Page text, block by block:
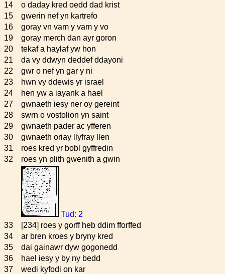
14
o daday kred oedd dad krist
15
gwerin nef yn kartrefo
16
goray vn vam y vam y vo
19
goray merch dan ayr goron
20
tekaf a haylaf yw hon
21
da vy ddwyn deddef ddayoni
22
gwr o nef yn gar y ni
23
hwn vy ddewis yr israel
24
hen yw a iayank a hael
27
gwnaeth iesy ner oy gereint
28
swrn o vostolion yn saint
29
gwnaeth pader ac yfferen
30
gwnaeth oriay llyfray llen
31
roes kred yr bobl gyffredin
32
roes yn plith gwenith a gwin
Tud: 2
33
[234] roes y gorff heb ddim fforffed
34
ar bren kroes y bryny kred
35
dai gainawr dyw gogonedd
36
hael iesy y by ny bedd
37
wedi kyfodi on kar